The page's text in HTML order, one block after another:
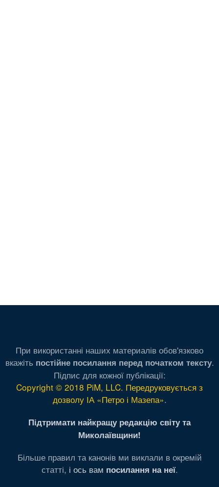
При використанні наших материалів обов'язково
вкажіть постійне посилання перед початком тексту.
Підпис для кожної публікації:
Copyright © 2018 PiM, LLC. Передруковується з
дозволу ІА «Петро і Мазепа».
Підтримати найкращу редакцію світу та
Миколаївщини!
Більше правил та канонів ми виклали в окремій
статті, і ось вам посилання на неї.